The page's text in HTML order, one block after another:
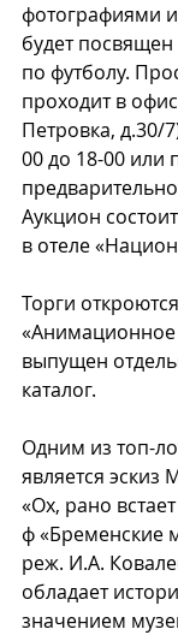
фотографиями
будет
по футболу.
проходит в
Петровка, д.30/
00 до 18-00 или
Аукцион
в отеле
Торги
«Анимационное
выпущен
каталог.
Одним из топ-
является эскиз
«Ох, рано
ф «Бременские
реж. И.А.
обладает
значением